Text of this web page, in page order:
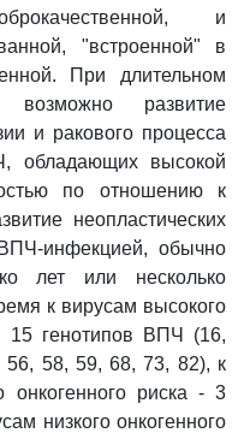
и
"встроенной" в
При длительном
возможно развитие
и ракового процесса
обладающих высокой
по отношению к
неопластических
инфекцией, обычно
лет или несколько
к вирусам высокого
15 генотипов ВПЧ (16,
58, 59, 68, 73, 82), к
онкогенного риска - 3
низкого онкогенного